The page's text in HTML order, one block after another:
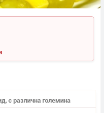
с различна големина